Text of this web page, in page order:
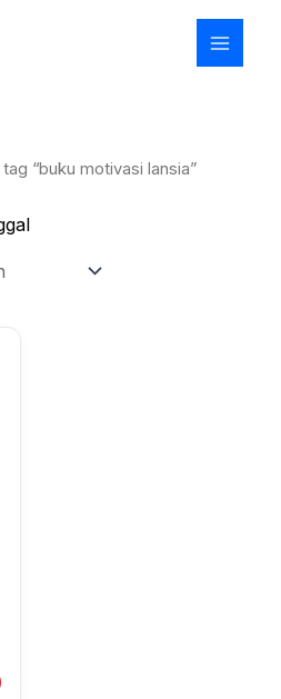
“buku motivasi lansia”